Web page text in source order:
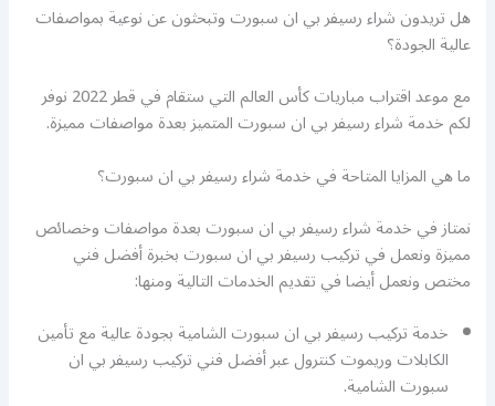
هل تريدون شراء رسيفر بي ان سبورت وتبحثون عن نوعية بمواصفات
عالية الجودة؟
مع موعد اقتراب مباريات كأس العالم التي ستقام في قطر 2022 نوفر
لكم خدمة شراء رسيفر بي ان سبورت المتميز بعدة مواصفات مميزة.
ما هي المزايا المتاحة في خدمة شراء رسيفر بي ان سبورت؟
نمتاز في خدمة شراء رسيفر بي ان سبورت بعدة مواصفات وخصائص
مميزة ونعمل في تركيب رسيفر بي ان سبورت بخبرة أفضل فني
مختص ونعمل أيضا في تقديم الخدمات التالية ومنها:
خدمة تركيب رسيفر بي ان سبورت الشامية بجودة عالية مع تأمين
الكابلات وريموت كنترول عبر أفضل فني تركيب رسيفر بي ان
سبورت الشامية.